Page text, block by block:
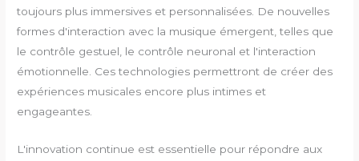
toujours plus immersives et personnalisées. De nouvelles
formes d'interaction avec la musique émergent, telles que
le contrôle gestuel, le contrôle neuronal et l'interaction
émotionnelle. Ces technologies permettront de créer des
expériences musicales encore plus intimes et
engageantes.
L'innovation continue est essentielle pour répondre aux